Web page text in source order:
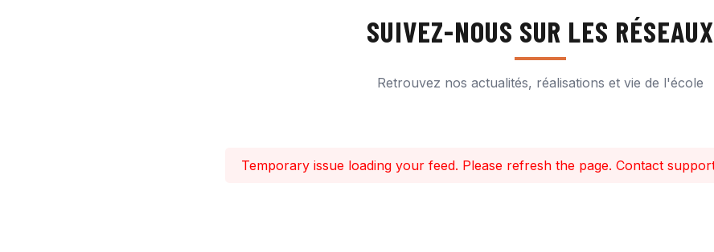
SUIVEZ-NOUS SUR LES RÉSEAUX
Retrouvez nos actualités, réalisations et vie de l'école
Temporary issue loading your feed. Please refresh the page. Contact